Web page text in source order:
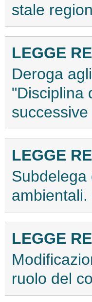
stale
LEGGE
Deroga
"Disciplina
LEGGE
LEGGE
ruolo del